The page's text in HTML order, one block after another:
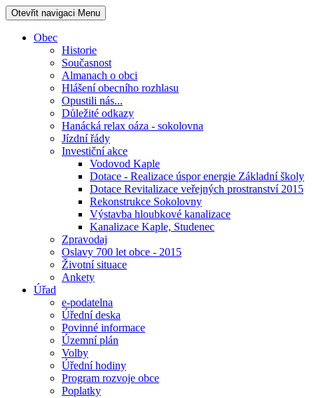
Otevřit navigaci Menu
Obec
Historie
Současnost
Almanach o obci
Hlášení obecního rozhlasu
Opustili nás...
Důležité odkazy
Hanácká relax oáza - sokolovna
Jízdní řády
Investiční akce
Vodovod Kaple
Dotace - Realizace úspor energie Základní školy
Dotace Revitalizace veřejných prostranství 2015
Rekonstrukce Sokolovny
Výstavba hloubkové kanalizace
Kanalizace Kaple, Studenec
Zpravodaj
Oslavy 700 let obce - 2015
Životní situace
Ankety
Úřad
e-podatelna
Úřední deska
Povinné informace
Územní plán
Volby
Úřední hodiny
Program rozvoje obce
Poplatky